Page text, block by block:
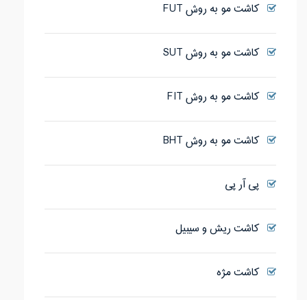
کاشت مو به روش FUT
کاشت مو به روش SUT
کاشت مو به روش FIT
کاشت مو به روش BHT
پی آر پی
کاشت ریش و سیبیل
کاشت مژه